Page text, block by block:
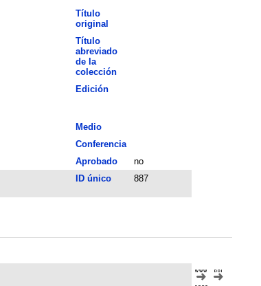
Título
original
Título
abreviado
de la
colección
Edición
Medio
Conferencia
Aprobado
no
ID único 887